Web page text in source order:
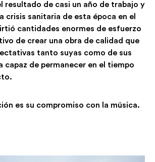
resultado de casi un año de trabajo y
crisis sanitaria de esta época en el
cantidades enormes de esfuerzo
de crear una obra de calidad que
tanto suyas como de sus
capaz de permanecer en el tiempo
es su compromiso con la música.